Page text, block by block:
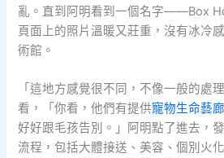
亂。直到阿明看到一個名字——Box
頁面上的照片溫暖又莊重，沒有冰冷
術館。
「這地方感覺很不同，不像一般的處
看，「你看，他們有提供寵物生命藝廊
好好跟毛孩告別。」阿明點了進去，
流程，包括大體接送、美容、個別火